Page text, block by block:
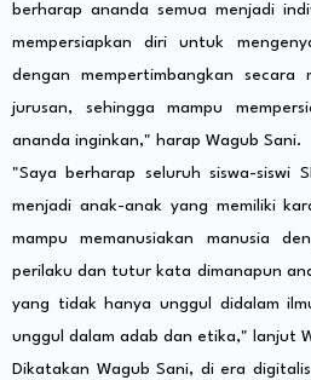
berharap ananda semua menjadi
mempersiapkan diri untuk
dengan mempertimbangkan secara
jurusan, sehingga mampu
ananda inginkan," harap Wagub Sani.
"Saya berharap seluruh siswa-siswi
menjadi anak-anak yang memiliki
mampu memanusiakan manusia
perilaku dan tutur kata dimanapun
yang tidak hanya unggul didalam
unggul dalam adab dan etika," lanjut
Dikatakan Wagub Sani, di era